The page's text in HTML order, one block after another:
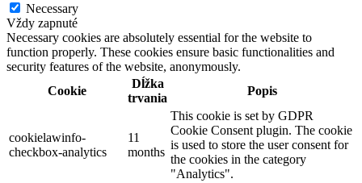
Necessary
Vždy zapnuté
Necessary cookies are absolutely essential for the website to
function properly. These cookies ensure basic functionalities and
security features of the website, anonymously.
Cookie
Dĺžka
trvania
Popis
cookielawinfo-
checkbox-analytics
11
months
This cookie is set by GDPR
Cookie Consent plugin. The cookie
is used to store the user consent for
the cookies in the category
"Analytics".